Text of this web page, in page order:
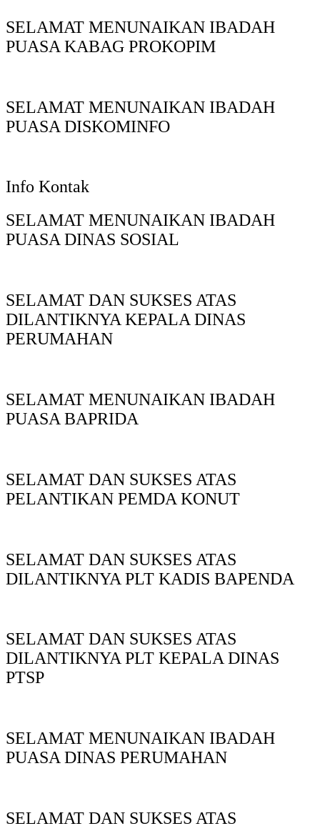
SELAMAT MENUNAIKAN IBADAH
PUASA KABAG PROKOPIM
SELAMAT MENUNAIKAN IBADAH
PUASA DISKOMINFO
Info Kontak
SELAMAT MENUNAIKAN IBADAH
PUASA DINAS SOSIAL
SELAMAT DAN SUKSES ATAS
DILANTIKNYA KEPALA DINAS
PERUMAHAN
SELAMAT MENUNAIKAN IBADAH
PUASA BAPRIDA
SELAMAT DAN SUKSES ATAS
PELANTIKAN PEMDA KONUT
SELAMAT DAN SUKSES ATAS
DILANTIKNYA PLT KADIS BAPENDA
SELAMAT DAN SUKSES ATAS
DILANTIKNYA PLT KEPALA DINAS
PTSP
SELAMAT MENUNAIKAN IBADAH
PUASA DINAS PERUMAHAN
SELAMAT DAN SUKSES ATAS